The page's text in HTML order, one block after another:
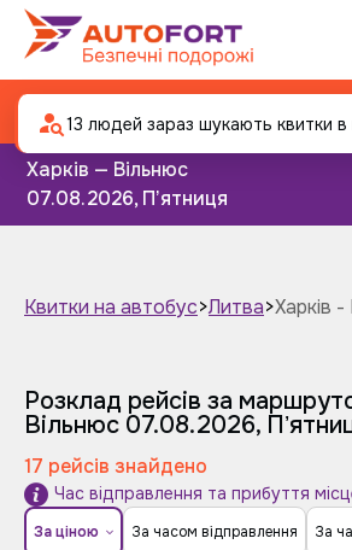
Автобус Харків - Вільнюс
Харків — Вільнюс
07.08.2026, Пʼятниця
Квитки на автобус>Литва>Харків
13 людей зараз шукають квитки
Розклад рейсів за
Вільнюс 07.08.2026,
17 рейсів знайдено
Час відправлення та прибуття
За ціною За часом відправлення За